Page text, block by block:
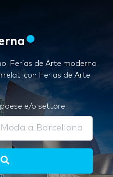
Ferias de Arte moderno
con Ferias de Arte
e/o settore